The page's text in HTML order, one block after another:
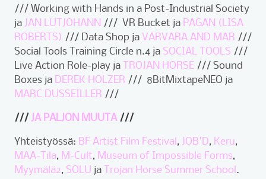
/// Working with Hands in a Post-Industrial Society
ja JAN LÜTJOHANN /// VR Bucket ja PAGAN (LISA
ROBERTS) /// Data Shop jaVARVARA AND MAR ///
Social Tools Training Circle n.4 jaSOCIAL TOOLS ///
Live Action Role-play jaTROJAN HORSE /// Sound
Boxes ja DEREK HOLZER /// 8BitMixtapeNEO ja
MARC DUSSEILLER ///
///JA PALJON MUUTA///
Yhteistyössä: BF Artist Film Festival, JOB'D, Keru,
MAA-Tila, M-Cult, Museum of Impossible Forms,
Myymälä2, SOLU jaTrojan Horse Summer School.